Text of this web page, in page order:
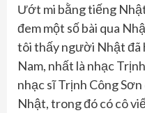
Ướt mi bằng tiếng
đem một số bài qua
tôi thấy người Nhật đã
Nam, nhất là nhạc
nhạc sĩ Trịnh Công
Nhật, trong đó có cô